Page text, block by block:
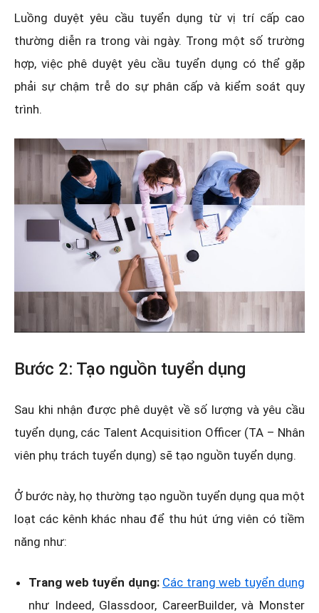
Luồng duyệt yêu cầu tuyển dụng từ vị trí cấp cao
thường diễn ra trong vài ngày. Trong một số trường
hợp, việc phê duyệt yêu cầu tuyển dụng có thể gặp
phải sự chậm trễ do sự phân cấp và kiểm soát quy
trình.
Bước 2: Tạo nguồn tuyển dụng
Sau khi nhận được phê duyệt về số lượng và yêu cầu
tuyển dụng, các Talent Acquisition Officer (TA – Nhân
viên phụ trách tuyển dụng) sẽ tạo nguồn tuyển dụng.
Ở bước này, họ thường tạo nguồn tuyển dụng qua một
loạt các kênh khác nhau để thu hút ứng viên có tiềm
năng như:
Trang web tuyển dụng: Các trang web tuyển dụng
như Indeed, Glassdoor, CareerBuilder, và Monster